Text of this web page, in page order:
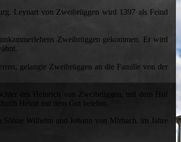
Leynart von Zweibrüggen wird 1397 als Feind
Zweibrüggen gekommen. Er wird
gelangte Zweibrüggen an die Familie von der
des Heinrich von Zwcibrüggen, mit dem Hof
Heirat mit dem Gut belehnt.
Wilhelm und Johann von Mirbach. im Jahre